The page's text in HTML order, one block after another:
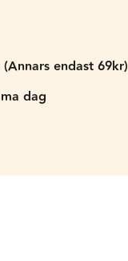
endast 69kr)
dag